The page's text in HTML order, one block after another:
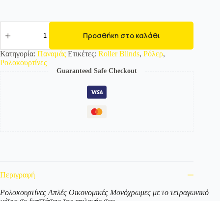
Roller
Premium
-Ρόλερ-
Μονόχρωμο
Προσθήκη στο καλάθι
Κατηγορία: Παναμάς Ετικέτες: Roller Blinds, Ρόλερ,
Ρολοκουρτίνες
Guaranteed Safe Checkout
Περιγραφή
Ρολοκουρτίνες Απλές Οικονομικές Μονόχρωμες με το τετραγωνικό